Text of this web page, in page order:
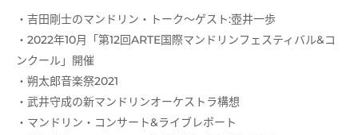
・吉田剛士のマンドリン・トーク～ゲスト:壺井一歩
・2022年10月「第12回ARTE国際マンドリンフェスティバル&コ
ンクール」開催
・朔太郎音楽祭2021
・武井守成の新マンドリンオーケストラ構想
・マンドリン・コンサート&ライブレポート